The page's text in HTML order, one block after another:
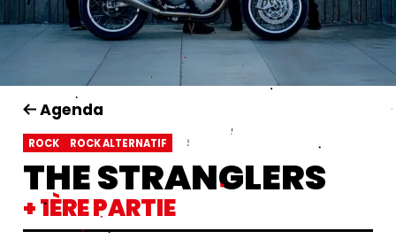
Agenda
ROCK ROCK ALTERNATIF
THE STRANGLERS
+ 1ÈRE PARTIE